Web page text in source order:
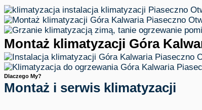
Montaż klimatyzacji Góra
Dlaczego My?
Montaż i serwis klimatyzacji